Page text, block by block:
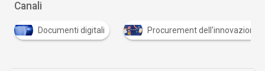
Canali
Documenti digitali Procurement dell'innovazione